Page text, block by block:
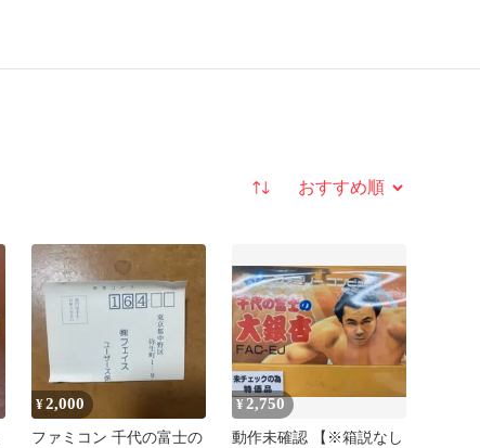
並び替え
¥2,000
ファミコン 千代の富士の
¥ 2,750
動作未確認 【※箱説なし